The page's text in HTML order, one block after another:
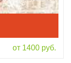
от 1400 руб.